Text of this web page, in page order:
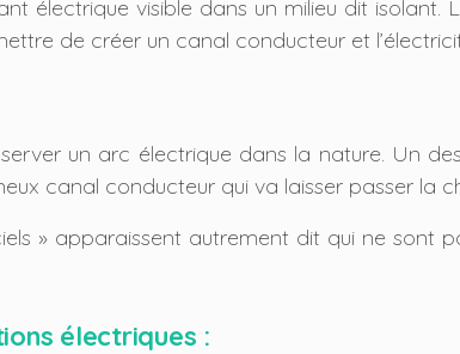
électrique visible dans un milieu dit
de créer un canal conducteur et
un arc électrique dans la nature. Un
canal conducteur qui va laisser passer la
» apparaissent autrement dit qui ne sont
électriques :